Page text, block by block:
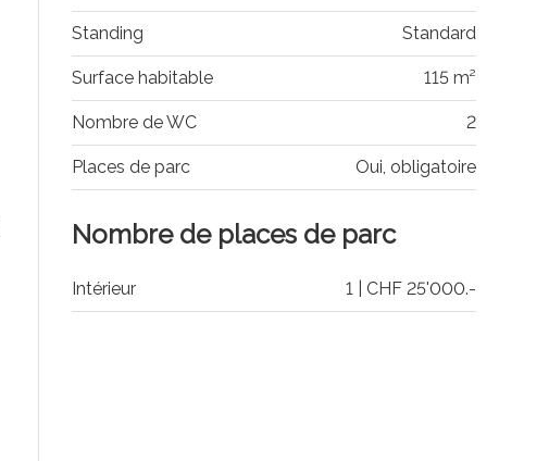
Standing Standard
Surface habitable 115 m²
Nombre de WC 2
Places de parc Oui, obligatoire
Nombre de places de parc
Intérieur 1 | CHF 25'000.-